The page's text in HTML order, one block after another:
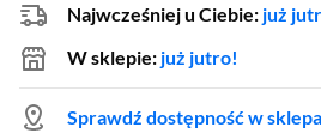
Najwcześniej u Ciebie: już
W sklepie: już jutro!
Sprawdź dostępność w